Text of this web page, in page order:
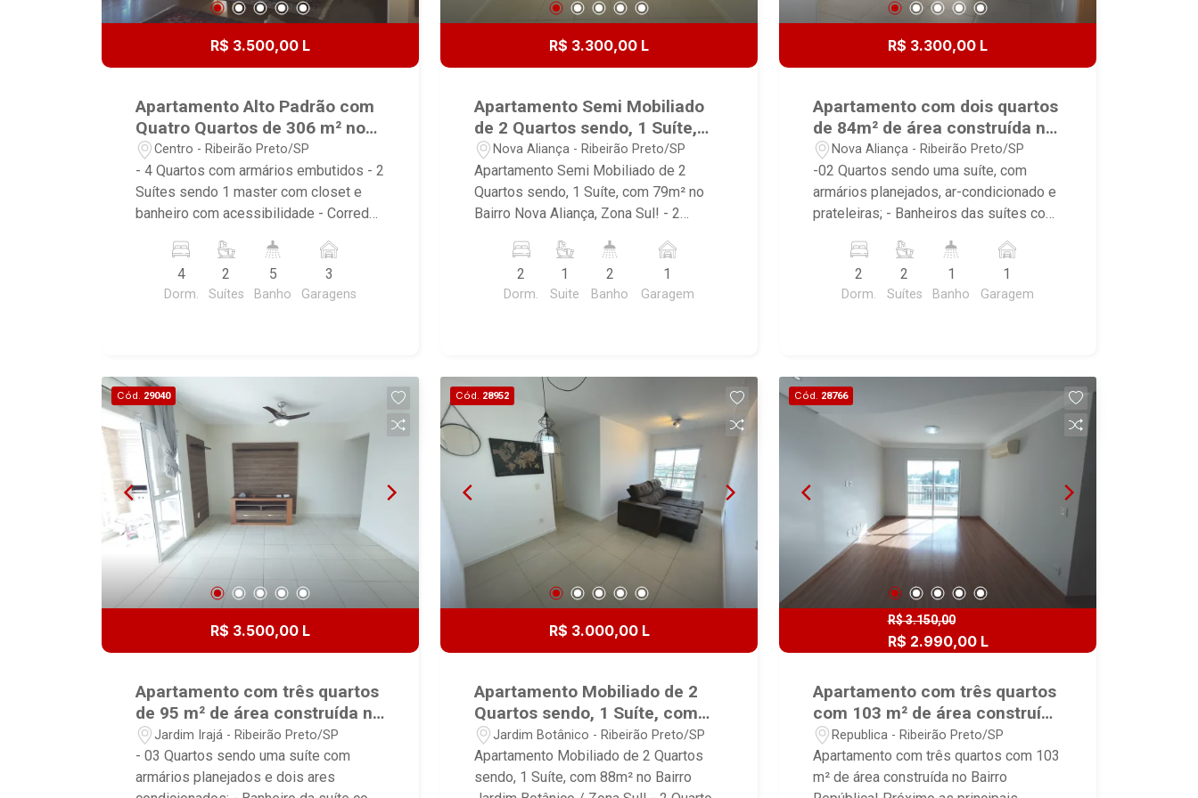
Espaço Gourmet - Espaço Kids -
Playground - Quadra Poliesportiva-
Elevadores sendo 2 sociais e 2 de
serviço - Bicicletário- Car Wash - Gás
Encanado - Medidor de Água Individual
- Portão Eletrônico de garagem
R$ 3.500,00 L
Apartamento Alto Padrão com
Quatro Quartos de 306 m² no
Centro de Ribeirão Preto.
Centro - Ribeirão Preto/SP
- 4 Quartos com armários embutidos - 2
Suítes sendo 1 master com closet e
banheiro com acessibilidade - Corredor
social completo - Hall elevador - Hall
social - Sala para 2 ambientes - Sacada
ampla - Escritório/Home theater -
com banheiro - Despensa - Deposito -
3 Vagas de garagem. Condomínio
oferece: -Elevador -Piscina -
Churrasqueira -Espaço gourmet **
Agende sua visita e conheça este
excelente imóvel. Entre em contato
conosco para maiores informações!**
4
Dorm.
2
Suítes
5
Banho
3
Garagens
R$ 3.300,00 L
Apartamento Semi Mobiliado
de 2 Quartos sendo, 1 Suíte,
com 79m² no Bairro Nova
Aliança, Zona Sul!
Nova Aliança - Ribeirão Preto/SP
Apartamento Semi Mobiliado de 2
Quartos sendo, 1 Suíte, com 79m² no
Bairro Nova Aliança, Zona Sul! - 2
teto e ares-condicionados sendo; - 1
gabinetes, espelhos e box em vidros -
churrasqueira - Cozinha com armários -
Área de serviço com armário - 1 Vaga
de garagem - Imóvel conta com: sofá 2
lugares, geladeira, fogão e 2 camas de
casal - Condomínio oferece: - Piscina -
Academia - Salão de jogos -
Elevadores - Agende sua visita e
conheça este excelente imóvel. Entre
em contato para mais informações!
2
Dorm.
1
Suite
2
Banho
1
Garagem
R$ 3.300,00 L
Apartamento com dois quartos
de 84m² de área construída no
Bairro Nova Aliança!
Nova Aliança - Ribeirão Preto/SP
-02 Quartos sendo uma suíte, com
armários planejados, ar-condicionado e
prateleiras; - Banheiros das suítes com
dois ambientes, ar-condicionado e
ventilador de teto; - Varanda gourmet
com armários planejados e
Banheiro social com gabinete e box em
vidro; - Área de serviço. - 01 Vaga na
Elevadores social e serviço -Espaço
gourmet -Piscina -Portaria 24h -Salão
de festas -Academia
2
Dorm.
2
Suítes
1
Banho
1
Garagem
Cód. 29040
R$ 3.500,00 L
Apartamento com três quartos
de 95 m² de área construída no
Bairro Jardim Irajá!
Jardim Irajá - Ribeirão Preto/SP
- 03 Quartos sendo uma suíte com
armários planejados e dois ares
Cód. 28952
R$ 3.000,00 L
Apartamento Mobiliado de 2
Quartos sendo, 1 Suíte, com
88m² no Bairro Jardim
Botânico / Zona Sul!
Jardim Botânico - Ribeirão Preto/SP
Apartamento Mobiliado de 2 Quartos
sendo, 1 Suíte, com 88m² no Bairro
Cód. 28766
R$ 3.150,00
R$ 2.990,00 L
Apartamento com três quartos
com 103 m² de área construída
no Bairro República!
Republica - Ribeirão Preto/SP
Apartamento com três quartos com 103
m² de área construída no Bairro